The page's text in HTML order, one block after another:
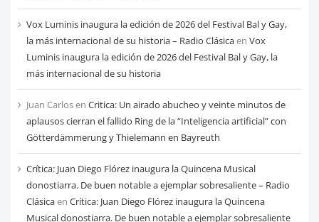
Vox Luminis inaugura la edición de 2026 del Festival Bal y Gay,
la más internacional de su historia – Radio Clásicaen Vox
Luminis inaugura la edición de 2026 del Festival Bal y Gay, la
más internacional de su historia
Juan Carlosen Critica: Un airado abucheo y veinte minutos de
aplausos cierran el fallido Ring de la “Inteligencia artificial” con
Götterdämmerung y Thielemann en Bayreuth
Crítica: Juan Diego Flórez inaugura la Quincena Musical
donostiarra. De buen notable a ejemplar sobresaliente – Radio
Clásicaen Crítica: Juan Diego Flórez inaugura la Quincena
Musical donostiarra. De buen notable a ejemplar sobresaliente